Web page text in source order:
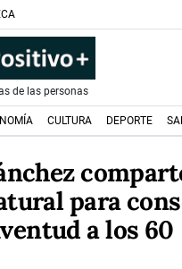
de las personas
CULTURA DEPORTE
para
a los 60